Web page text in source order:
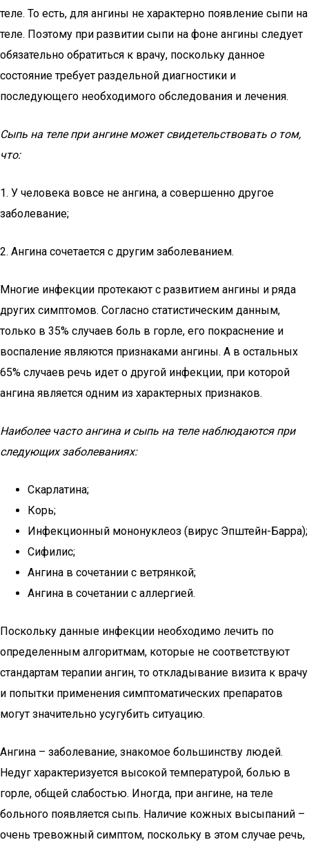
теле. То есть, для ангины не характерно появление сыпи на
теле. Поэтому при развитии сыпи на фоне ангины следует
обязательно обратиться к врачу, поскольку данное
состояние требует раздельной диагностики и
последующего необходимого обследования и лечения.
Сыпь на теле при ангине может свидетельствовать о том,
что:
1. У человека вовсе не ангина, а совершенно другое
заболевание;
2. Ангина сочетается с другим заболеванием.
Многие инфекции протекают с развитием ангины и ряда
других симптомов. Согласно статистическим данным,
только в 35% случаев боль в горле, его покраснение и
воспаление являются признаками ангины. А в остальных
65% случаев речь идет о другой инфекции, при которой
ангина является одним из характерных признаков.
Наиболее часто ангина и сыпь на теле наблюдаются при
следующих заболеваниях:
Скарлатина;
Корь;
Инфекционный мононуклеоз (вирус Эпштейн-Барра);
Сифилис;
Ангина в сочетании с ветрянкой;
Ангина в сочетании с аллергией.
Поскольку данные инфекции необходимо лечить по
определенным алгоритмам, которые не соответствуют
стандартам терапии ангин, то откладывание визита к врачу
и попытки применения симптоматических препаратов
могут значительно усугубить ситуацию.
Ангина – заболевание, знакомое большинству людей.
Недуг характеризуется высокой температурой, болью в
горле, общей слабостью. Иногда, при ангине, на теле
больного появляется сыпь. Наличие кожных высыпаний –
очень тревожный симптом, поскольку в этом случае речь,